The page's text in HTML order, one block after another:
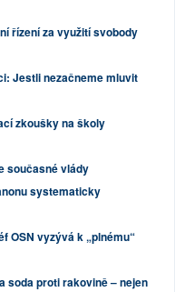
řízení za využití svobody
Jestli nezačneme mluvit
zkoušky na školy
současné vlády
systematicky
OSN vyzývá k „plnému“
soda proti rakovině – nejen